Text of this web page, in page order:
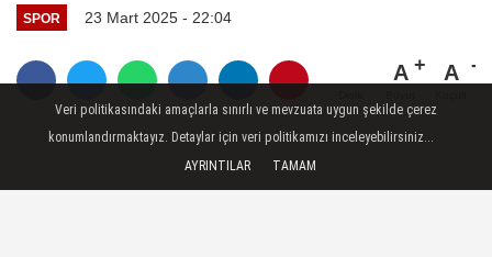
SPOR 23 Mart 2025 - 22:04
A A
Veri politikasındaki amaçlarla sınırlı ve mevzuata uygun şekilde çerez
konumlandırmaktayız. Detaylar için veri politikamızı inceleyebilirsiniz...
AYRINTILAR
TAMAM